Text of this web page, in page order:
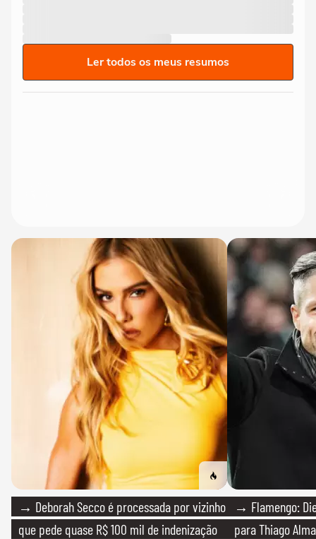
Ler todos os meus resumos
→ Deborah Secco é processada por vizinho
que pede quase R$ 100 mil de indenização
→ Flamengo:
para Thiago